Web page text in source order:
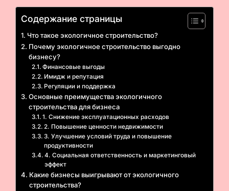
Содержание страницы
Что такое экологичное строительство?
Почему экологичное строительство выгодно
бизнесу?
Финансовые выгоды
Имидж и репутация
Регуляции и поддержка
Основные преимущества экологичного
строительства для бизнеса
1. Снижение эксплуатационных расходов
2. Повышение ценности недвижимости
3. Улучшение условий труда и повышение
продуктивности
4. Социальная ответственность и маркетинговый
эффект
Какие бизнесы выигрывают от экологичного
строительства?